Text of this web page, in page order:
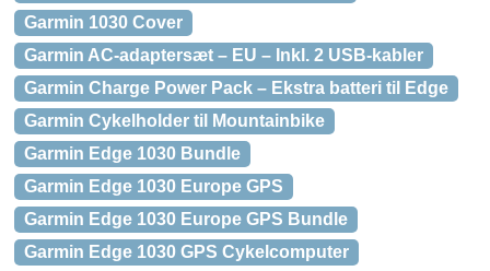
Garmin 1030 Cover
Garmin AC-adaptersæt – EU – Inkl. 2 USB-kabler
Garmin Charge Power Pack – Ekstra batteri til Edge
Garmin Cykelholder til Mountainbike
Garmin Edge 1030 Bundle
Garmin Edge 1030 Europe GPS
Garmin Edge 1030 Europe GPS Bundle
Garmin Edge 1030 GPS Cykelcomputer